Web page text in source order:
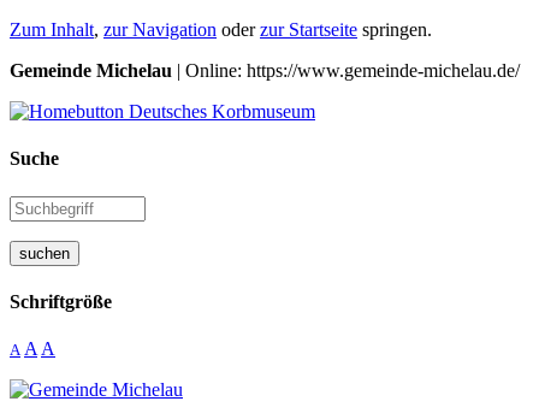
Zum Inhalt, zur Navigation oderzur Startseite springen.
Gemeinde Michelau | Online: https://www.gemeinde-michelau.de/
Suche
suchen
Schriftgröße
A A A